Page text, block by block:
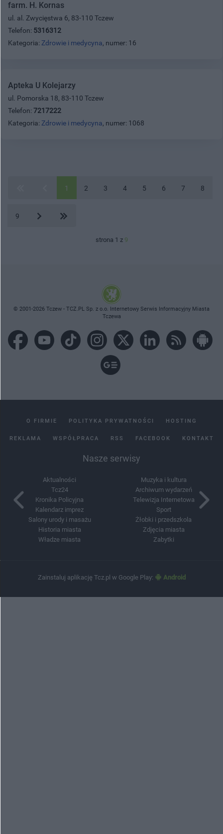
farm. H. Kornas
ul. al. Zwycięstwa 6, 83-110 Tczew
Telefon: 5316312
Kategoria: Zdrowie i medycyna, numer: 16
Apteka U Kolejarzy
ul. Pomorska 18, 83-110 Tczew
Telefon: 7217222
Kategoria: Zdrowie i medycyna, numer: 1068
1 2 3 4 5 6 7 8
9
strona 1 z 9
© 2001-2026 Tczew - TCZ.PL Sp. z o.o. Internetowy Serwis Informacyjny Miasta
Tczewa
O FIRMIE POLITYKA PRYWATNOŚCI HOSTING
REKLAMA WSPÓŁPRACA RSS FACEBOOK KONTAKT
Nasze serwisy
Aktualności
Tcz24
Kronika Policyjna
Kalendarz imprez
Salony urody i masażu
Historia miasta
Władze miasta
Muzyka i kultura
Archiwum wydarzeń
Telewizja Internetowa
Sport
Żłobki i przedszkola
Zdjęcia miasta
Zabytki
Zainstaluj aplikację Tcz.pl w Google Play: Android